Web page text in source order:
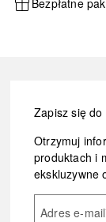
Bezpłatne
Zapisz się
Otrzymuj
produktach i
ekskluzywne
Adres e-mail